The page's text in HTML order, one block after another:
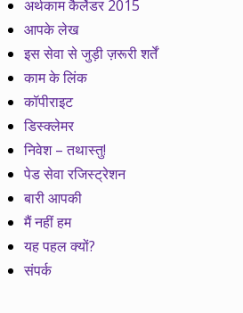
अर्थकाम कैलेेंडर 2015
आपके लेख
इस सेवा से जुड़ी ज़रूरी शर्तें
काम के लिंक
कॉपीराइट
डिस्क्लेमर
निवेश – तथास्तु!
पेड सेवा रजिस्ट्रेशन
बारी आपकी
मैं नहीं हम
यह पहल क्यों?
संपर्क